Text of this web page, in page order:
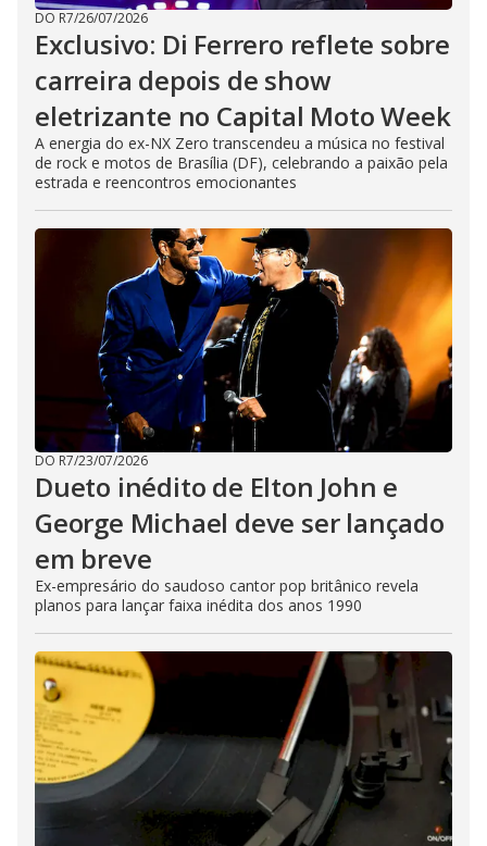
DO R7/26/07/2026
Exclusivo: Di Ferrero reflete sobre
carreira depois de show
eletrizante no Capital Moto Week
A energia do ex-NX Zero transcendeu a música no festival
de rock e motos de Brasília (DF), celebrando a paixão pela
estrada e reencontros emocionantes
DO R7/23/07/2026
Dueto inédito de Elton John e
George Michael deve ser lançado
em breve
Ex-empresário do saudoso cantor pop britânico revela
planos para lançar faixa inédita dos anos 1990